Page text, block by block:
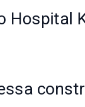
Hospital